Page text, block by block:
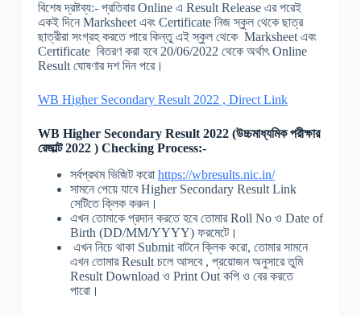
বিশেষ দ্রষ্টব্য:- প্রতিবার Online এ Result Release এর পরেই
একই দিনে Marksheet এবং Certificate নিজ স্কুল থেকে ছাত্র
ছাত্রীরা সংগ্রহ করতে পারে কিন্তু এই স্কুল থেকে Marksheet এবং
Certificate বিতরণ করা হবে 20/06/2022 থেকে অর্থাৎ Online
Result ঘোষণার দশ দিন পরে।
WB Higher Secondary Result 2022 , Direct Link
WB Higher Secondary Result 2022 (উচ্চমাধ্যমিক পরীক্ষার
রেজাল্ট 2022 ) Checking Process:-
সর্বপ্রথম ভিজিট করো https://wbresults.nic.in/
সামনে পেয়ে যাবে Higher Secondary Result Link
সেটিতে ক্লিক করুন।
এখন তোমাকে প্রদান করতে হবে তোমার Roll No ও Date of
Birth (DD/MM/YYYY) ফরমেটে।
এখন নিচে থাকা Submit বাটনে ক্লিক করো, তোমার সামনে
এখন তোমার Result চলে আসবে , প্রয়োজন অনুসারে তুমি
Result Download ও Print Out কপি ও বের করতে
পারো।